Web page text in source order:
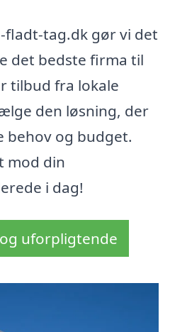
fladt-tag.dk gør vi det
det bedste firma til
tilbud fra lokale
den løsning, der
behov og budget.
mod din
i dag!
uforpligtende